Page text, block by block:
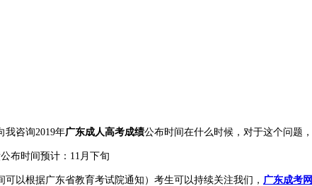
我咨询2019年广东成人高考成绩公布时间在什么时候，对于这个问题，
以根据广东省教育考试院通知）考生可以持续关注我们， 广东成考网